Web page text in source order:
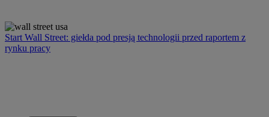
Start Wall Street: giełda pod presją technologii przed raportem z
rynku pracy